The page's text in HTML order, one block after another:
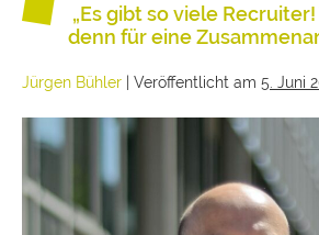
„Es gibt so viele
denn für eine
Jürgen Bühler Veröffentlicht am 5. Juni